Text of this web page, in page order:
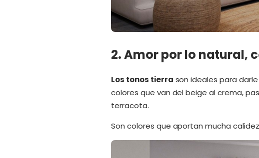
2. Amor por lo natural,
Los tonos tierra son ideales para
colores que van del beige al crema,
terracota.
Son colores que aportan mucha